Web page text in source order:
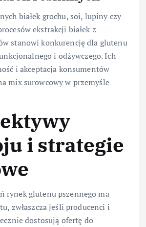
białek grochu, soi, lupiny czy
ekstrakcji białek z
stanowi konkurencję dla glutenu
i odżywczego. Ich
i akceptacja konsumentów
mix surowcowy w przemyśle
i strategie
rynek glutenu pszennego ma
zwłaszcza jeśli producenci i
dostosują ofertę do